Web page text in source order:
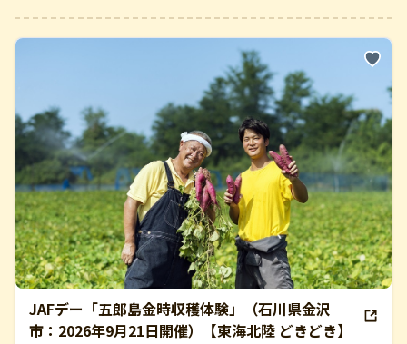
JAFデー「五郎島金時収穫体験」（石川県金沢
市：2026年9月21日開催）【東海北陸 どきどき】